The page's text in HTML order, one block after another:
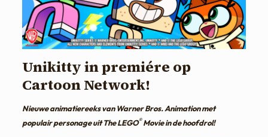
Unikitty in premiére op
Cartoon Network!
Nieuwe animatiereeks van Warner Bros. Animation met
populair personage uit The LEGO®Movie in de hoofdrol!